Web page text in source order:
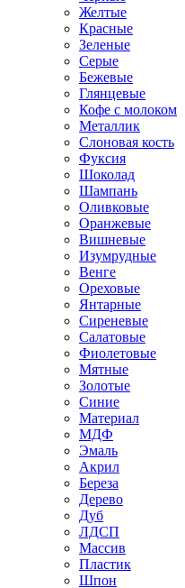
Желтые
Красные
Зеленые
Серые
Бежевые
Глянцевые
Кофе с молоком
Металлик
Слоновая кость
Фуксия
Шоколад
Шампань
Оливковые
Оранжевые
Вишневые
Изумрудные
Венге
Ореховые
Янтарные
Сиреневые
Салатовые
Фиолетовые
Мятные
Золотые
Синие
Материал
МДФ
Эмаль
Акрил
Береза
Дерево
Дуб
ЛДСП
Массив
Пластик
Шпон